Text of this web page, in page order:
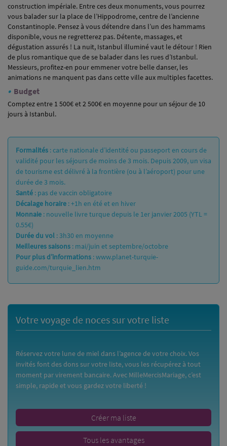
construction impériale. Entre ces deux monuments, vous pourrez
vous balader sur la place de l’Hippodrome, centre de l’ancienne
Constantinople. Pensez à vous détendre dans l’un des hammams
disponible, vous ne regretterez pas. Détente, massages, et
dégustation assurés ! La nuit, Istanbul illuminé vaut le détour ! Rien
de plus romantique que de se balader dans les rues d’Istanbul.
Messieurs, profitez-en pour emmener votre belle danser, les
animations ne manquent pas dans cette ville aux multiples facettes.
• Budget
Comptez entre 1 500€ et 2 500€ en moyenne pour un séjour de 10
jours à Istanbul.
Formalités : carte nationale d’identité ou passeport en cours de
validité pour les séjours de moins de 3 mois. Depuis 2009, un visa
de tourisme est délivré à la frontière (ou à l’aéroport) pour une
durée de 3 mois.
Santé : pas de vaccin obligatoire
Décalage horaire : +1h en été et en hiver
Monnaie : nouvelle livre turque depuis le 1er janvier 2005 (YTL =
0.55€)
Durée du vol : 3h30 en moyenne
Meilleures saisons : mai/juin et septembre/octobre
Pour plus d’informations :www.planet-turquie-
guide.com/turquie_lien.htm
Votre voyage de noces sur votre liste
Réservez votre lune de miel dans l’agence de votre choix. Vos
invités font des dons sur votre liste, vous les récupérez à tout
moment par virement bancaire. Avec MilleMercisMariage, c’est
simple, rapide et vous gardez votre liberté !
Créer ma liste
Tous les avantages